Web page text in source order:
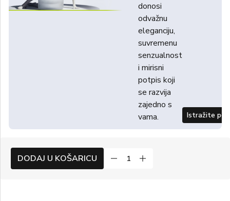
donosi
odvažnu
eleganciju,
suvremenu
senzualnost
i mirisni
potpis koji
se razvija
zajedno s
vama.
Istražite
DODAJ U KOŠARICU